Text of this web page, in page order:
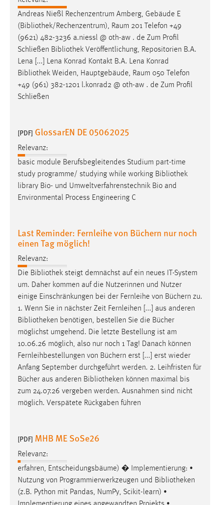
Andreas Nießl Rechenzentrum Amberg, Gebäude E
(Bibliothek/Rechenzentrum), Raum 201 Telefon +49
(9621) 482-3236 a.niessl @ oth-aw . de Zum Profil
Schließen Bibliothek Veröffentlichung, Repositorien B.A.
Lena [...] Lena Konrad Kontakt B.A. Lena Konrad
Bibliothek Weiden, Hauptgebäude, Raum 050 Telefon
+49 (961) 382-1201 l.konrad2 @ oth-aw . de Zum Profil
Schließen
[PDF] GlossarEN DE 05062025
Relevanz:
basic module Berufsbegleitendes Studium part-time
study programme/ studying while working Bibliothek
library Bio- und Umweltverfahrenstechnik Bio and
Environmental Process Engineering C
Last Reminder: Fernleihe von Büchern nur noch
einen Tag möglich!
Relevanz:
Die Bibliothek steigt demnächst auf ein neues IT-System
um. Daher kommen auf die Nutzerinnen und Nutzer
einige Einschränkungen bei der Fernleihe von Büchern zu.
1. Wenn Sie in nächster Zeit Fernleihen [...] aus anderen
Bibliotheken benötigen, bestellen Sie die Bücher
möglichst umgehend. Die letzte Bestellung ist am
10.06.26 möglich, also nur noch 1 Tag! Danach können
Fernleihbestellungen von Büchern erst [...] erst wieder
Anfang September durchgeführt werden. 2. Leihfristen für
Bücher aus anderen Bibliotheken können maximal bis
zum 24.07.26 vergeben werden. Ausnahmen sind nicht
möglich. Verspätete Rückgaben führen
[PDF] MHB ME SoSe26
Relevanz:
erfahren, Entscheidungsbäume) � Implementierung: •
Nutzung von Programmierwerkzeugen und Bibliotheken
(z.B. Python mit Pandas, NumPy, Scikit-learn) •
EXTERNE MEDIEN
Um Inhalte von Videoplattformen und Social Media
Plattformen anzeigen zu können, werden von diesen
externen Medien Cookies gesetzt.
YouTube
Vimeo